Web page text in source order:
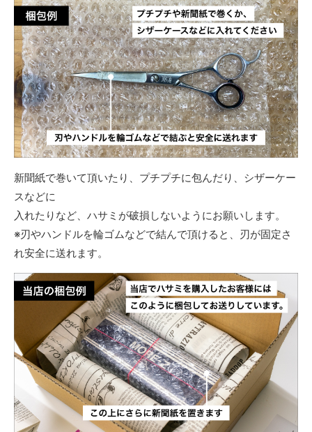
新聞紙で巻いて頂いたり、プチプチに包んだり、シザーケー
スなどに
入れたりなど、ハサミが破損しないようにお願いします。
※刃やハンドルを輪ゴムなどで結んで頂けると、刃が固定さ
れ安全に送れます。